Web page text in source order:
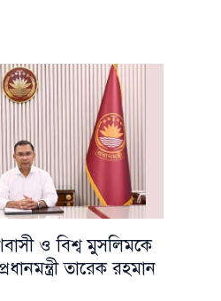
ও বিশ্ব মুসলিমকে
তারেক রহমান